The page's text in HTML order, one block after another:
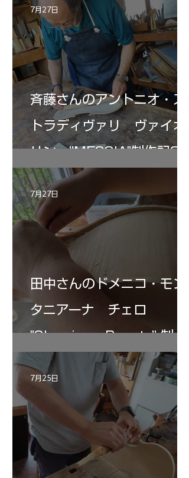
斉藤さんのアントニオ・ス
トラディヴァリ ヴァイオ
リン ”MESSIA"制作記33
7月27日
田中さんのドメニコ・モン
タニアーナ チェロ
"Sleeping・Beauty” 制作
記 30
7月27日
7月25日